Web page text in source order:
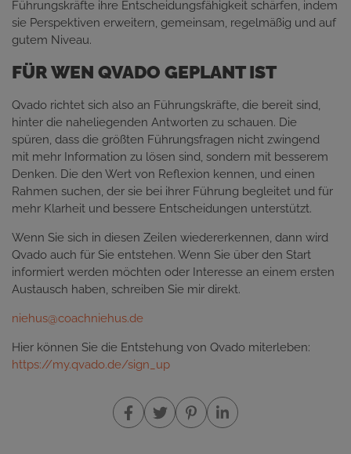
Führungskräfte ihre Entscheidungsfähigkeit schärfen, indem
sie Perspektiven erweitern, gemeinsam, regelmäßig und auf
gutem Niveau.
FÜR WEN QVADO GEPLANT IST
Qvado richtet sich also an Führungskräfte, die bereit sind,
hinter die naheliegenden Antworten zu schauen. Die
spüren, dass die größten Führungsfragen nicht zwingend
mit mehr Information zu lösen sind, sondern mit besserem
Denken. Die den Wert von Reflexion kennen, und einen
Rahmen suchen, der sie bei ihrer Führung begleitet und für
mehr Klarheit und bessere Entscheidungen unterstützt.
Wenn Sie sich in diesen Zeilen wiedererkennen, dann wird
Qvado auch für Sie entstehen. Wenn Sie über den Start
informiert werden möchten oder Interesse an einem ersten
Austausch haben, schreiben Sie mir direkt.
niehus@coachniehus.de
Hier können Sie die Entstehung von Qvado miterleben:
https://my.qvado.de/sign_up